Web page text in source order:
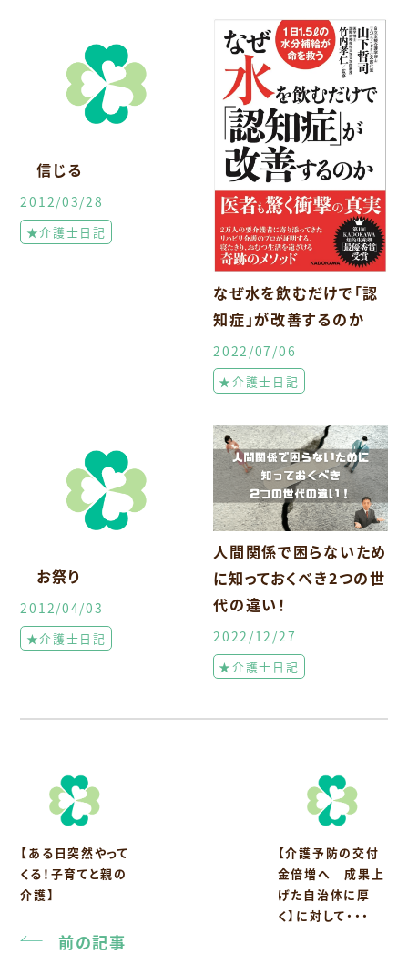
信じる
2012/03/28
★介護士日記
なぜ水を飲むだけで「認
知症」が改善するのか
2022/07/06
★介護士日記
お祭り
2012/04/03
★介護士日記
人間関係で困らないため
に知っておくべき2つの世
代の違い！
2022/12/27
★介護士日記
【ある日突然やって
くる！子育てと親の
介護】
前の記事
【介護予防の交付
金倍増へ 成果上
げた自治体に厚
く】に対して・・・